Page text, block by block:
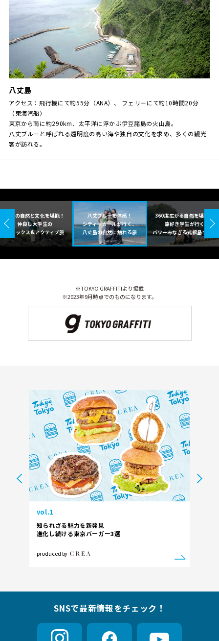
八丈島
アクセス：飛行機にて約55分（ANA）、 フェリーにて約10時間20分
（東海汽船）
東京から南に約290km、太平洋に浮かぶ伊豆諸島の火山島。
八丈ブルーと呼ばれる透明度の高い海や独自の文化を求め、多くの観光
客が訪れる。
大島の自然と文化を堪能！
仲良し大学生の
リラックス&アクティブ旅
八丈ブルーを体感！
シティーガールが行く、
八丈島の自然に触れる旅
360度広がる自然を堪能！
旅好き学生が行く
パワーみなぎる式根島ツアー
※TOKYO GRAFFITIより掲載
※2023年9月時点でのものになります。
vol.1
知られざる魅力を新発見
進化し続ける東京バーガー3選
produced by
SNSで最新情報をチェック！